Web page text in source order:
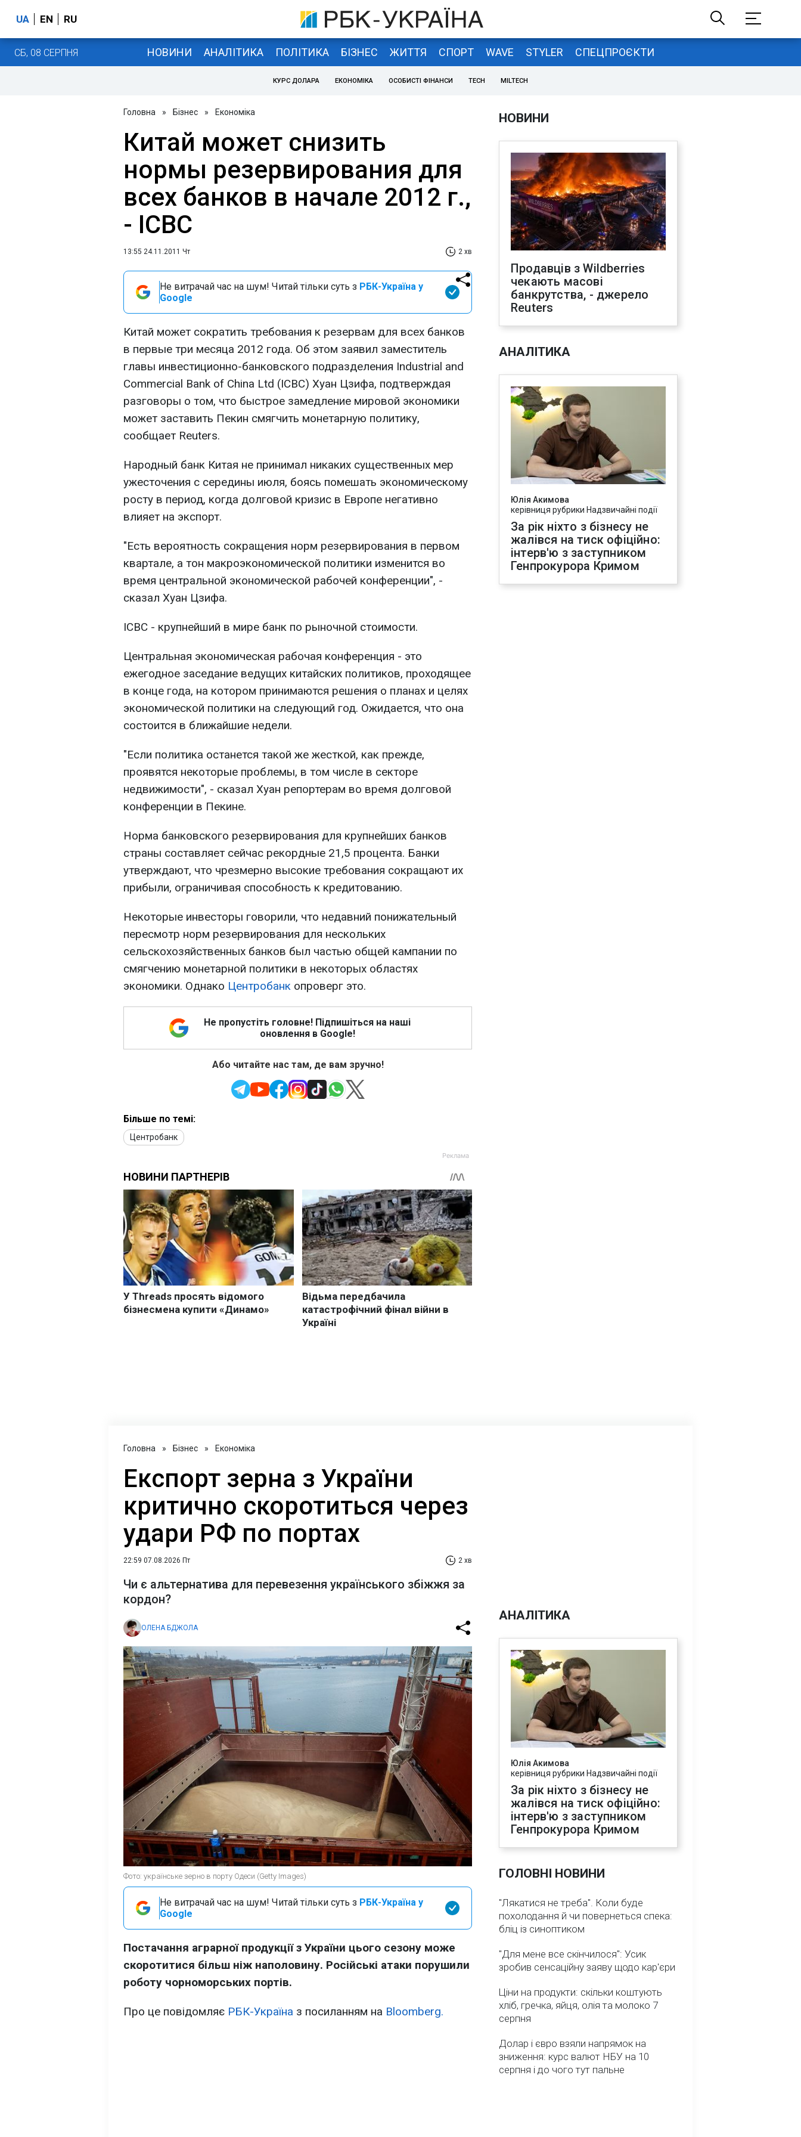
UA EN RU
СБ, 08 СЕРПНЯ НОВИНИ АНАЛІТИКА ПОЛІТИКА БІЗНЕС ЖИТТЯ СПОРТ WAVE STYLER СПЕЦПРОЄКТИ
КУРС ДОЛАРА ЕКОНОМІКА ОСОБИСТІ ФІНАНСИ TECH MILTECH
Головна » Бізнес » Економіка
Китай может снизить
нормы резервирования для
всех банков в начале 2012 г.,
- ICBC
13:55 24.11.2011 Чт 2 хв
Не витрачай час на шум! Читай тільки суть з РБК-Україна у
Google
Китай может сократить требования к резервам для всех банков
в первые три месяца 2012 года. Об этом заявил заместитель
главы инвестиционно-банковского подразделения Industrial and
Commercial Bank of China Ltd (ICBC) Хуан Цзифа, подтверждая
разговоры о том, что быстрое замедление мировой экономики
может заставить Пекин смягчить монетарную политику,
сообщает Reuters.
Народный банк Китая не принимал никаких существенных мер
ужесточения с середины июля, боясь помешать экономическому
росту в период, когда долговой кризис в Европе негативно
влияет на экспорт.
"Есть вероятность сокращения норм резервирования в первом
квартале, а тон макроэкономической политики изменится во
время центральной экономической рабочей конференции", -
сказал Хуан Цзифа.
ICBC - крупнейший в мире банк по рыночной стоимости.
Центральная экономическая рабочая конференция - это
ежегодное заседание ведущих китайских политиков, проходящее
в конце года, на котором принимаются решения о планах и целях
экономической политики на следующий год. Ожидается, что она
состоится в ближайшие недели.
"Если политика останется такой же жесткой, как прежде,
проявятся некоторые проблемы, в том числе в секторе
недвижимости", - сказал Хуан репортерам во время долговой
конференции в Пекине.
Норма банковского резервирования для крупнейших банков
страны составляет сейчас рекордные 21,5 процента. Банки
утверждают, что чрезмерно высокие требования сокращают их
прибыли, ограничивая способность к кредитованию.
Некоторые инвесторы говорили, что недавний понижательный
пересмотр норм резервирования для нескольких
сельскохозяйственных банков был частью общей кампании по
смягчению монетарной политики в некоторых областях
экономики. Однако Центробанк опроверг это.
Не пропустіть головне! Підпишіться на наші
оновлення в Google!
Або читайте нас там, де вам зручно!
Більше по темі:
Центробанк
НОВИНИ
Продавців з Wildberries
чекають масові
банкрутства, - джерело
Reuters
АНАЛІТИКА
Юлія Акимова
керівниця рубрики Надзвичайні події
За рік ніхто з бізнесу не
жалівся на тиск офіційно:
інтерв'ю з заступником
Генпрокурора Кримом
Головна » Бізнес » Економіка
Експорт зерна з України
критично скоротиться через
удари РФ по портах
22:59 07.08.2026 Пт 2 хв
Чи є альтернатива для перевезення українського збіжжя за
кордон?
ОЛЕНА БДЖОЛА
Фото: українське зерно в порту Одеси (Getty Images)
Не витрачай час на шум! Читай тільки суть з РБК-Україна у
Google
Постачання аграрної продукції з України цього сезону може
скоротитися більш ніж наполовину. Російські атаки порушили
роботу чорноморських портів.
Про це повідомляє РБК-Україна з посиланням на Bloomberg.
АНАЛІТИКА
Юлія Акимова
керівниця рубрики Надзвичайні події
За рік ніхто з бізнесу не
жалівся на тиск офіційно:
інтерв'ю з заступником
Генпрокурора Кримом
ГОЛОВНІ НОВИНИ
"Лякатися не треба". Коли буде
похолодання й чи повернеться спека:
бліц із синоптиком
"Для мене все скінчилося": Усик
зробив сенсаційну заяву щодо кар'єри
Ціни на продукти: скільки коштують
хліб, гречка, яйця, олія та молоко 7
серпня
Долар і євро взяли напрямок на
зниження: курс валют НБУ на 10
серпня і до чого тут пальне